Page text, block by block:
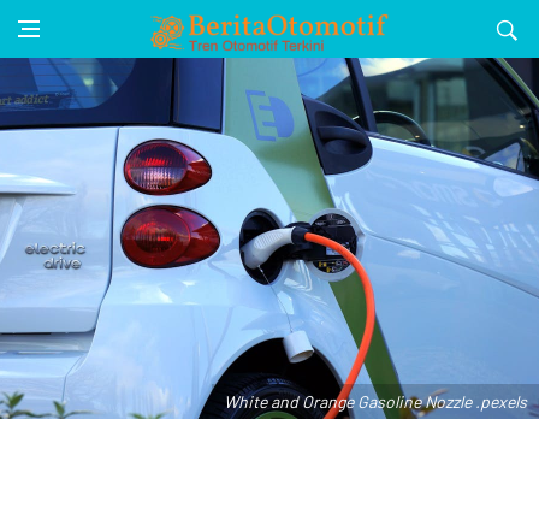
White and Orange Gasoline Nozzle .pexels